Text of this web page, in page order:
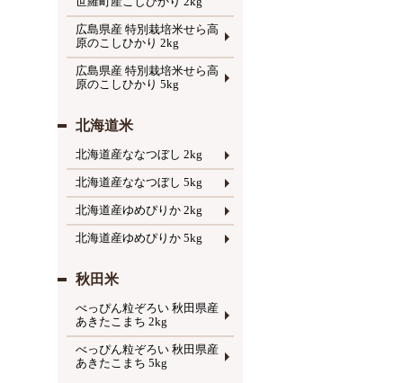
広島県産 特別栽培米せら高
原のこしひかり 2kg
広島県産 特別栽培米せら高
原のこしひかり 5kg
北海道米
北海道産ななつぼし 2kg
北海道産ななつぼし 5kg
北海道産ゆめぴりか 2kg
北海道産ゆめぴりか 5kg
秋田米
べっぴん粒ぞろい 秋田県産
あきたこまち 2kg
べっぴん粒ぞろい 秋田県産
あきたこまち 5kg